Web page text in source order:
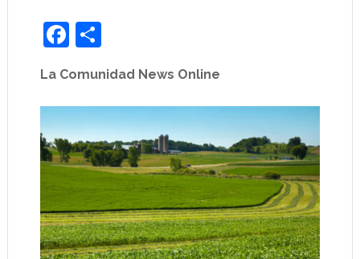
Facebook
Share
La Comunidad News Online